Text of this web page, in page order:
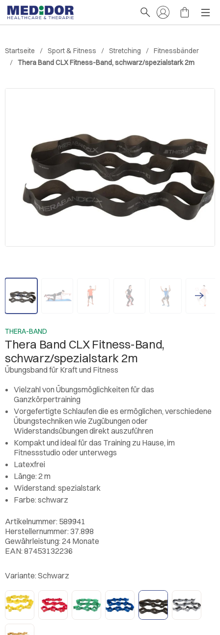
Startseite Sport & Fitness Stretching
Fitnessbänder
Thera Band CLX Fitness-Band, schwarz/spezialstark 2m
THERA-BAND
Thera Band CLX Fitness-Band,
schwarz/spezialstark 2m
Übungsband für Kraft und Fitness
Vielzahl von Übungsmöglichkeiten für das
Ganzkörpertraining
Vorgefertigte Schlaufen die es ermöglichen, verschiedene
Übungstechniken wie Zugübungen oder
Widerstandsübungen direkt auszuführen
Kompakt und ideal für das Training zu Hause, im
Fitnessstudio oder unterwegs
Latexfrei
Länge: 2 m
Widerstand: spezialstark
Farbe: schwarz
Artikelnummer: 589941
Herstellernummer: 37.898
Gewährleistung: 24 Monate
EAN: 87453132236
Variante: Schwarz